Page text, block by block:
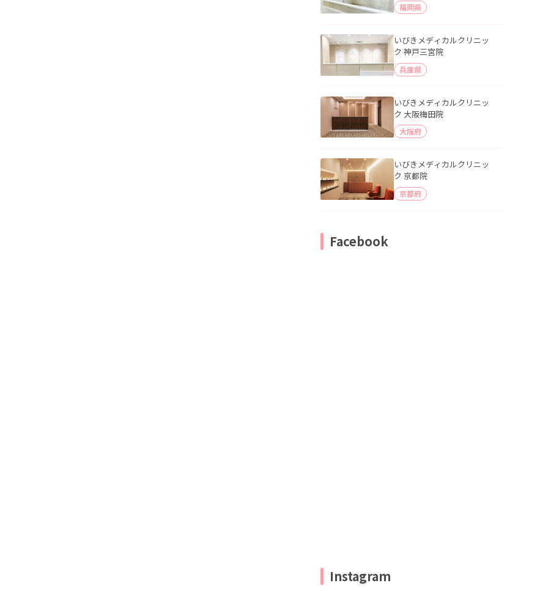
福岡県
いびきメディカルクリニッ
ク 神戸三宮院
兵庫県
いびきメディカルクリニッ
ク 大阪梅田院
大阪府
いびきメディカルクリニッ
ク 京都院
京都府
Facebook
Instagram